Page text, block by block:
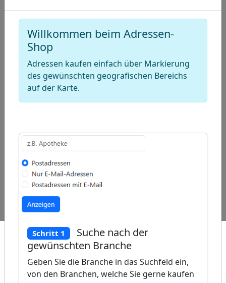
Beliebte
Abfragen:
Adressen
Willkommen beim Adressen-
Shop
Adressen kaufen einfach über Markierung
des gewünschten geografischen Bereichs
auf der Karte.
Schritt 1
Suche nach der
gewünschten Branche
Geben Sie die Branche in das Suchfeld ein,
von den Branchen, welche Sie gerne kaufen